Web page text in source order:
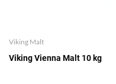
Viking Malt
Viking Vienna Malt 10 kg